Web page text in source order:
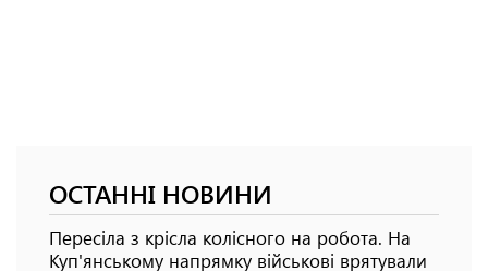
ОСТАННІ НОВИНИ
Пересіла з крісла колісного на робота. На
Куп'янському напрямку військові врятували